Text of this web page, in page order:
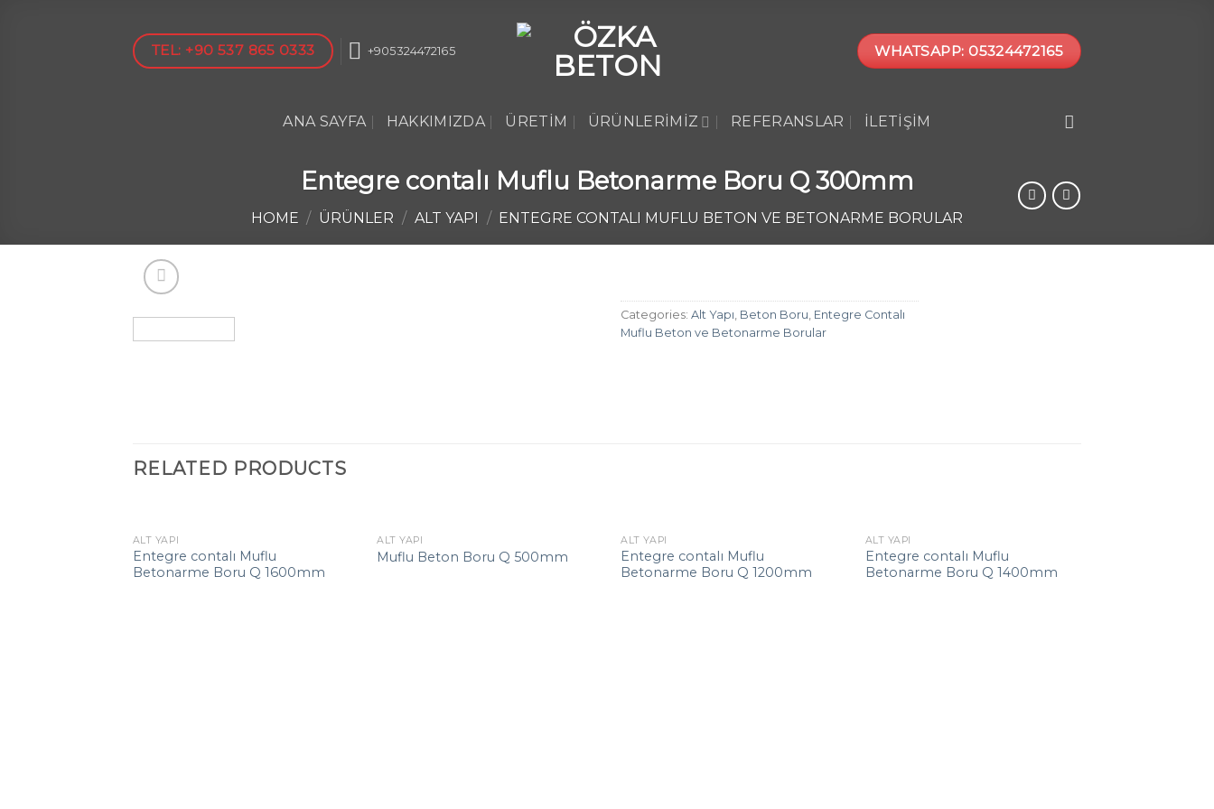
TEL: +90 537 865 0333 +905324472165 WHATSAPP: 05324472165
ANA SAYFA HAKKIMIZDA ÜRETIM ÜRÜNLERIMIZ REFERANSLAR İLETIŞIM
Entegre contalı Muflu Betonarme Boru Q 300mm
HOME / ÜRÜNLER / ALT YAPI / ENTEGRE CONTALI MUFLU BETON VE BETONARME BORULAR
Categories: Alt Yapı Beton Boru Entegre Contalı
Muflu Beton ve Betonarme Borular
RELATED PRODUCTS
ALT YAPI
Entegre contalı Muflu
Betonarme Boru Q 1600mm
ALT YAPI
Muflu Beton Boru Q 500mm
ALT YAPI
Entegre contalı Muflu
Betonarme Boru Q 1200mm
ALT YAPI
Entegre contalı Muflu
Betonarme Boru Q 1400mm